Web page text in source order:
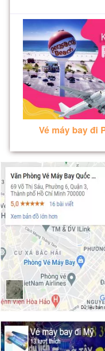
Vé máy bay đi
vé máy bay